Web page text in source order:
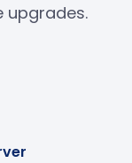
upgrades.